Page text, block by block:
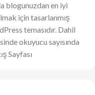
blogunuzdan en iyi
için tasarlanmış
temasıdır. Dahil
okuyucu sayısında
Sayfası